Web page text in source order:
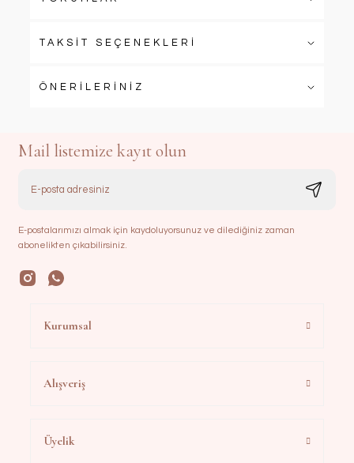
TAKSİT SEÇENEKLERİ
ÖNERİLERİNİZ
Mail listemize kayıt olun
E-postalarımızı almak için kaydoluyorsunuz ve dilediğiniz zaman
abonelikten çıkabilirsiniz.
Kurumsal
Alışveriş
Üyelik